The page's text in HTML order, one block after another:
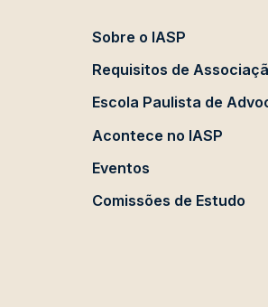
Sobre o IASP
Requisitos de
Escola Paulista de
Acontece no IASP
Eventos
Comissões de Estudo